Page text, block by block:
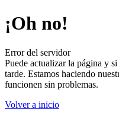
¡Oh no!
Error del servidor
Puede actualizar la página y
tarde. Estamos haciendo
funcionen sin problemas.
Volver a inicio